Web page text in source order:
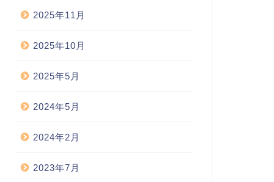
2025年11月
2025年10月
2025年5月
2024年5月
2024年2月
2023年7月